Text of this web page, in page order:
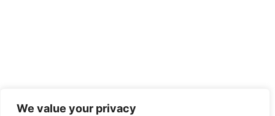
We value your privacy